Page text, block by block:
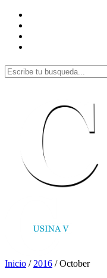
Inicio / 2016 /October